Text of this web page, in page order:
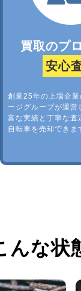
買取のプ
安心
創業25年の上場企業
ージグループが運営
富な実績と丁寧な査
自転車を売却できま
んな状